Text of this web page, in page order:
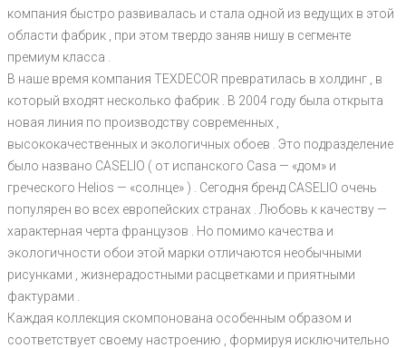
компания быстро развивалась и стала одной из ведущих в этой
области фабрик , при этом твердо заняв нишу в сегменте
премиум класса .
В наше время компания TEXDECOR превратилась в холдинг , в
который входят несколько фабрик . В 2004 году была открыта
новая линия по производству современных ,
высококачественных и экологичных обоев . Это подразделение
было названо CASELIO ( от испанского Casa — «дом» и
греческого Helios — «солнце» ) . Сегодня бренд CASELIO очень
популярен во всех европейских странах . Любовь к качеству —
характерная черта французов . Но помимо качества и
экологичности обои этой марки отличаются необычными
рисунками , жизнерадостными расцветками и приятными
фактурами .
Каждая коллекция скомпонована особенным образом и
соответствует своему настроению , формируя исключительно